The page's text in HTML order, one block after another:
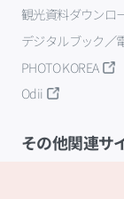
観光資料ダウンロ
デジタルブック／
PHOTO KOREA
Odii
その他関連サ